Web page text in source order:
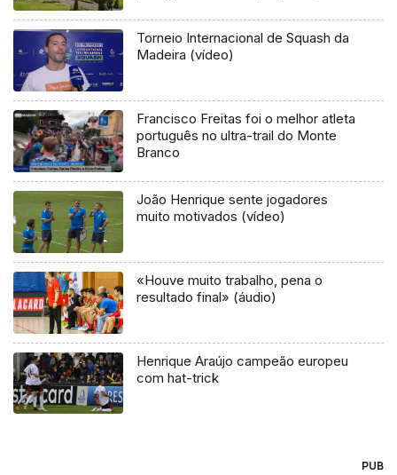
Torneio Internacional de Squash da
Madeira (vídeo)
Francisco Freitas foi o melhor atleta
português no ultra-trail do Monte
Branco
João Henrique sente jogadores
muito motivados (vídeo)
«Houve muito trabalho, pena o
resultado final» (áudio)
Henrique Araújo campeão europeu
com hat-trick
PUB